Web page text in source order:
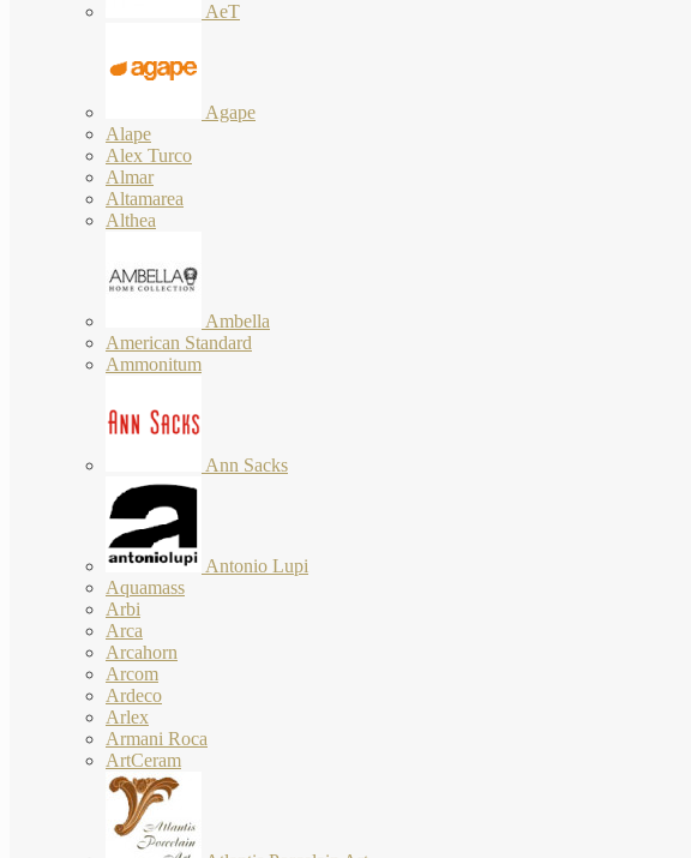
AeT
Agape
Alape
Alex Turco
Almar
Altamarea
Althea
Ambella
American Standard
Ammonitum
Ann Sacks
Antonio Lupi
Aquamass
Arbi
Arca
Arcahorn
Arcom
Ardeco
Arlex
Armani Roca
ArtCeram